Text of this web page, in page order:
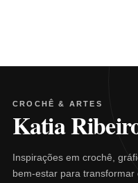
CROCHÊ & ARTES
Katia
Inspirações em crochê,
bem-estar para